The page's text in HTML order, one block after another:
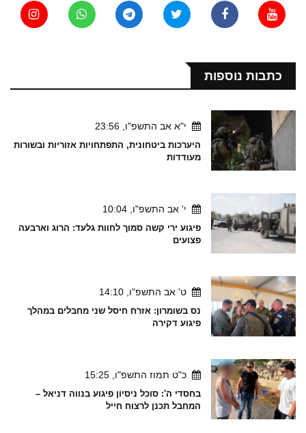
כתבות נוספות
י"א אב התשפ"ו, 23:56
היערכות ביטחונית, התפתחויות אזוריות ובשורות
מעודדות
י' אב התשפ"ו, 10:04
פיגוע ירי קשה סמוך לחוות גלעד: הרוג וארבעה
פצועים
ט' אב התשפ"ו, 14:10
נס בשומרון: אזרח חיסל שני מחבלים במהלך
פיגוע דקירה
כ"ט תמוז התשפ"ו, 15:25
בחסדי ה': סוכל ניסיון פיגוע בנווה דניאל –
המחבל תכנן לרצוח חייל